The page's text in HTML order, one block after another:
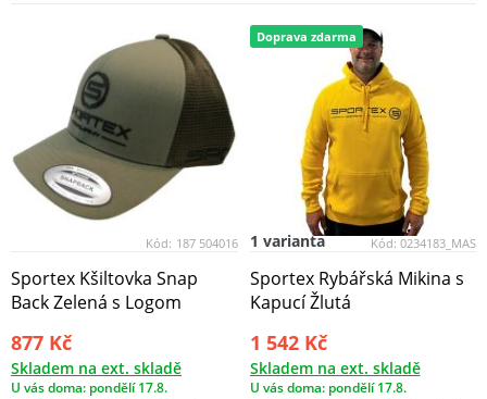
Kód: 187 504016
Sportex Kšiltovka Snap
Back Zelená s Logom
877 Kč
Skladem na ext. skladě
U vás doma: pondělí 17.8.
Doprava zdarma
Kód: 0234183_MAS
1 varianta
Sportex Rybářská Mikina s
Kapucí Žlutá
1 542 Kč
Skladem na ext. skladě
U vás doma: pondělí 17.8.